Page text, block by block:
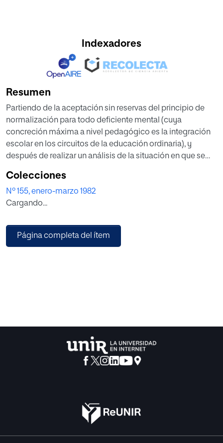
Indexadores
Resumen
Partiendo de la aceptación sin reservas del principio de
normalización para todo deficiente mental (cuya
concreción máxima a nivel pedagógico es la integración
escolar en los circuitos de la educación ordinaria), y
después de realizar un análisis de la situación en que se
Especial en los Países de la CE.E., se ofrece una alternativa
para nuestro país. En dicha alternativa se contempla una
formación básica curricular en Educación Especial para
especializada con dos opciones (minusválidos psíquicos
y físicosensoriales) para todos aquellos profesores de
Colecciones
Nº 155, enero-marzo 1982
Cargando...
Página completa del ítem